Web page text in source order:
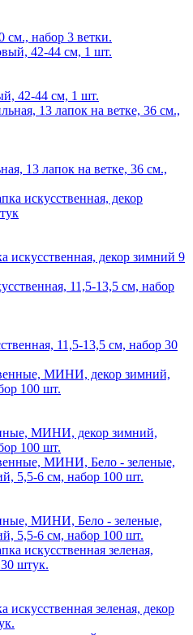
см., набор 3 ветки.
42-44 см, 1 шт.
13 лапок на ветке, 36 см.,
искусственная, декор зимний 9
11,5-13,5 см, набор 30
МИНИ, декор зимний,
100 шт.
МИНИ, Бело - зеленые,
5,5-6 см, набор 100 шт.
искусственная зеленая, декор